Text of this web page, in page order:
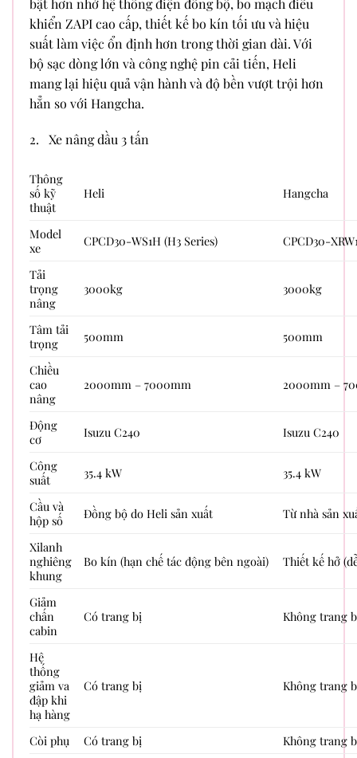
khiển ZAPI cao cấp, thiết kế bo kín tối ưu và hiệu
suất làm việc ổn định hơn trong thời gian dài. Với
bộ sạc dòng lớn và công nghệ pin cải tiến, Heli
mang lại hiệu quả vận hành và độ bền vượt trội hơn
hẳn so với Hangcha.
2. Xe nâng dầu 3 tấn
Thông
số kỹ
thuật
Heli Hangcha
Model
xe
CPCD30-WS1H (H3 Series) CPCD30-
Tải
trọng
nâng
3000kg 3000kg
Tâm tải
trọng
500mm 500mm
Chiều
cao
nâng
2000mm – 7000mm 2000mm –
Động
cơ
Isuzu C240 Isuzu C240
Công
suất
35.4 kW 35.4 kW
Cầu và
hộp số
Đồng bộ do Heli sản xuất Từ nhà sản
Xilanh
nghiêng
khung
Bo kín (hạn chế tác động bên ngoài) Thiết kế hở
Giảm
chấn
cabin
Có trang bị Không trang
Hệ
thống
giảm va
đập khi
hạ hàng
Có trang bị Không trang
Còi phụ Có trang bị
Không trang